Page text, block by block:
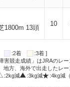
1800m 13頭
10
:2着
:3着 ]
競走成績」はJRAのレー
方、海外で出走したレー
:2kg減 :3kg減 :4kg減